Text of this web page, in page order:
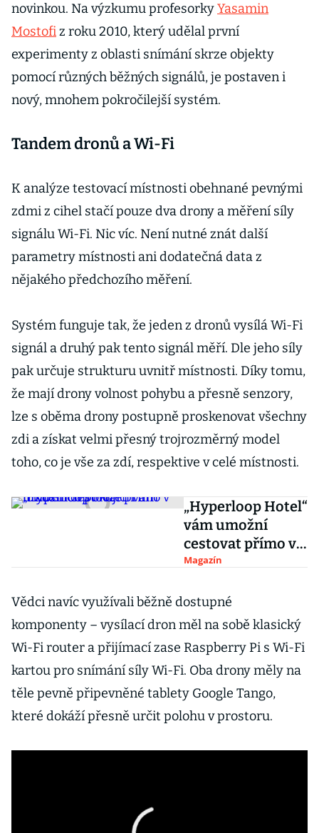
tisku
novinkou. Na výzkumu profesorkyYasamin
Mostofiz roku 2010, který udělal první
experimenty z oblasti snímání skrze objekty
pomocí různých běžných signálů, je postaven i
nový, mnohem pokročilejší systém.
Tandem dronů a Wi-Fi
K analýze testovací místnosti obehnané pevnými
zdmi z cihel stačí pouze dva drony a měření síly
signálu Wi-Fi. Nic víc. Není nutné znát další
parametry místnosti ani dodatečná data z
nějakého předchozího měření.
Systém funguje tak, že jeden z dronů vysílá Wi-Fi
signál a druhý pak tento signál měří. Dle jeho síly
pak určuje strukturu uvnitř místnosti. Díky tomu,
že mají drony volnost pohybu a přesně senzory,
lze s oběma drony postupně proskenovat všechny
zdi a získat velmi přesný trojrozměrný model
toho, co je vše za zdí, respektive v celé místnosti.
„Hyperloop Hotel“
vám umožní
cestovat přímo v
luxusních
Magazín
Vědci navíc využívali běžně dostupné
komponenty – vysílací dron měl na sobě klasický
Wi-Fi router a přijímací zase Raspberry Pi s Wi-Fi
kartou pro snímání síly Wi-Fi. Oba drony měly na
těle pevně připevněné tablety Google Tango,
které dokáží přesně určit polohu v prostoru.